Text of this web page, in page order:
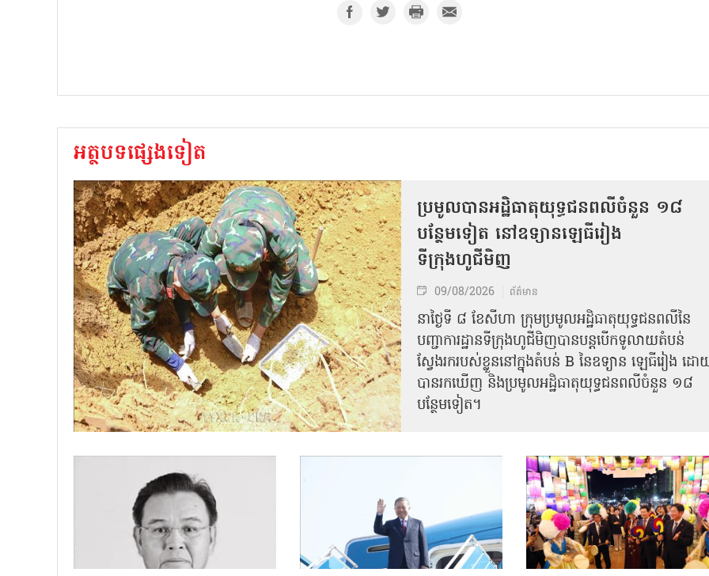
អត្ថបទផ្សេងទៀត
ប្រមូលបានអដ្ឋិធាតុយុទ្ធជនពលីចំនួន ១៨
បន្ថែមទៀត នៅឧទ្យានឡេធីរៀង
ទីក្រុងហូជីមិញ
09/08/2026 ព័ត៌មាន
នាថ្ងៃទី ៨ ខែសីហា ក្រុមប្រមូលអដ្ឋិធាតុយុទ្ធជនពលីនៃ
បញ្ជាការដ្ឋានទីក្រុងហូជីមិញបានបន្តបើកទូលាយតំបន់
ស្វែងរករបស់ខ្លួននៅក្នុងតំបន់ B នៃឧទ្យាន ឡេធីរៀង ដ
បានរកឃើញ និងប្រមូលអដ្ឋិធាតុយុទ្ធជនពលីចំនួន ១៨
បន្ថែមទៀត។